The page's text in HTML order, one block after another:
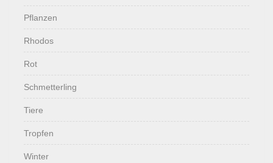
Pflanzen
Rhodos
Rot
Schmetterling
Tiere
Tropfen
Winter